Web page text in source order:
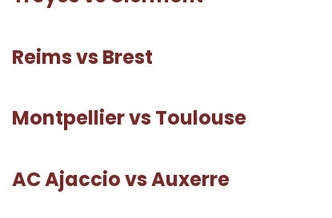
Reims vs Brest
Montpellier vs Toulouse
AC Ajaccio vs Auxerre